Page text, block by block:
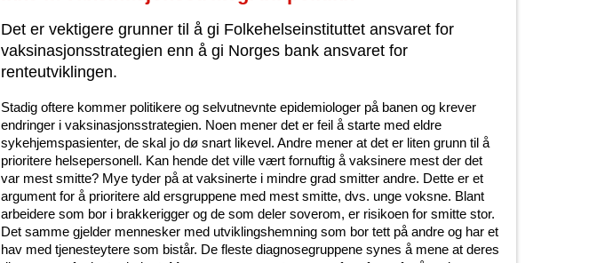
Det er vektigere grunner til å gi Folkehelseinstituttet ansvaret for
vaksinasjonsstrategien enn å gi Norges bank ansvaret for
renteutviklingen.
Stadig oftere kommer politikere og selvutnevnte epidemiologer på banen og krever
endringer i vaksinasjonsstrategien. Noen mener det er feil å starte med eldre
sykehjemspasienter, de skal jo dø snart likevel. Andre mener at det er liten grunn til å
prioritere helsepersonell. Kan hende det ville vært fornuftig å vaksinere mest der det
var mest smitte? Mye tyder på at vaksinerte i mindre grad smitter andre. Dette er et
argument for å prioritere ald ersgruppene med mest smitte, dvs. unge voksne. Blant
arbeidere som bor i brakkerigger og de som deler soverom, er risikoen for smitte stor.
Det samme gjelder mennesker med utviklingshemning som bor tett på andre og har et
hav med tjenesteytere som bistår. De fleste diagnosegruppene synes å mene at deres